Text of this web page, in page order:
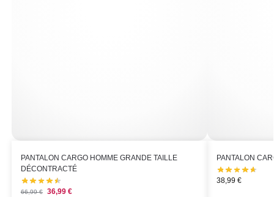
PANTALON CARGO HOMME GRANDE TAILLE
DÉCONTRACTÉ
66,99€ 36,99 €
PANTALON
38,99 €